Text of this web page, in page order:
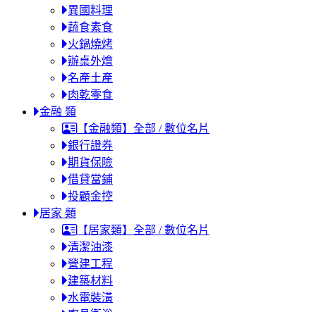
異國料理
蔬食素食
火鍋燒烤
辦桌外燴
名產土產
肉乾零食
金融 類
【金融類】全部 / 數位名片
銀行證券
期貨保險
借貸當鋪
投顧金控
居家 類
【居家類】全部 / 數位名片
清潔油漆
營建工程
建築材料
水電裝潢